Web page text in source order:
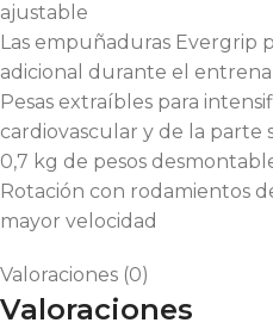
ajustable
Las empuñaduras Evergrip
adicional durante el
Pesas extraíbles para
cardiovascular y de la parte
0,7 kg de pesos
Rotación con rodamientos
mayor velocidad
Valoraciones (0)
Valoraciones